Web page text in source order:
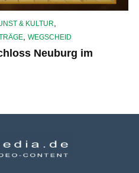
& KULTUR
WEGSCHEID
Neuburg im